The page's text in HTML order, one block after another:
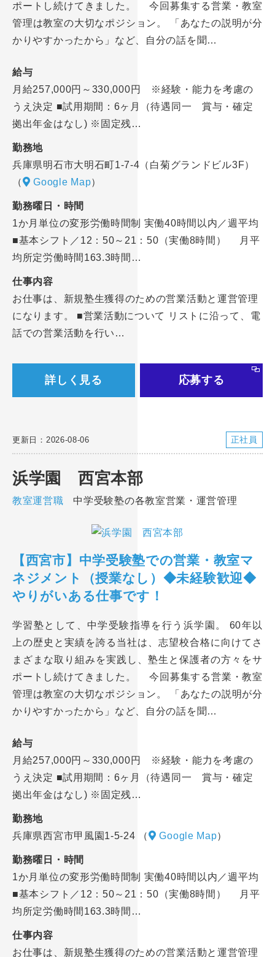
ポートし続けてきました。 今回募集する営業・教室
管理は教室の大切なポジション。 「あなたの説明が分
かりやすかったから」など、自分の話を聞…
給与
月給257,000円～330,000円 ※経験・能力を考慮の
うえ決定 ■試用期間：6ヶ月（待遇同一 賞与・確定
拠出年金はなし) ※固定残…
勤務地
兵庫県明石市大明石町1-7-4（白菊グランドビル3F）
（
Google Map）
勤務曜日・時間
1か月単位の変形労働時間制 実働40時間以内／週平均
■基本シフト／12：50～21：50（実働8時間） 月平
均所定労働時間163.3時間…
仕事内容
お仕事は、新規塾生獲得のための営業活動と運営管理
になります。 ■営業活動について リストに沿って、電
話での営業活動を行い…
詳しく見る 応募する
更新日：2026-08-06 正社員
浜学園 西宮本部
教室運営職 中学受験塾の各教室営業・運営管理
【西宮市】中学受験塾での営業・教室マ
ネジメント（授業なし）◆未経験歓迎◆
やりがいある仕事です！
学習塾として、中学受験指導を行う浜学園。 60年以
上の歴史と実績を誇る当社は、志望校合格に向けてさ
まざまな取り組みを実践し、塾生と保護者の方々をサ
ポートし続けてきました。 今回募集する営業・教室
管理は教室の大切なポジション。 「あなたの説明が分
かりやすかったから」など、自分の話を聞…
給与
月給257,000円～330,000円 ※経験・能力を考慮の
うえ決定 ■試用期間：6ヶ月（待遇同一 賞与・確定
拠出年金はなし) ※固定残…
勤務地
兵庫県西宮市甲風園1-5-24
（ Google Map）
勤務曜日・時間
1か月単位の変形労働時間制 実働40時間以内／週平均
■基本シフト／12：50～21：50（実働8時間） 月平
均所定労働時間163.3時間…
仕事内容
お仕事は、新規塾生獲得のための営業活動と運営管理